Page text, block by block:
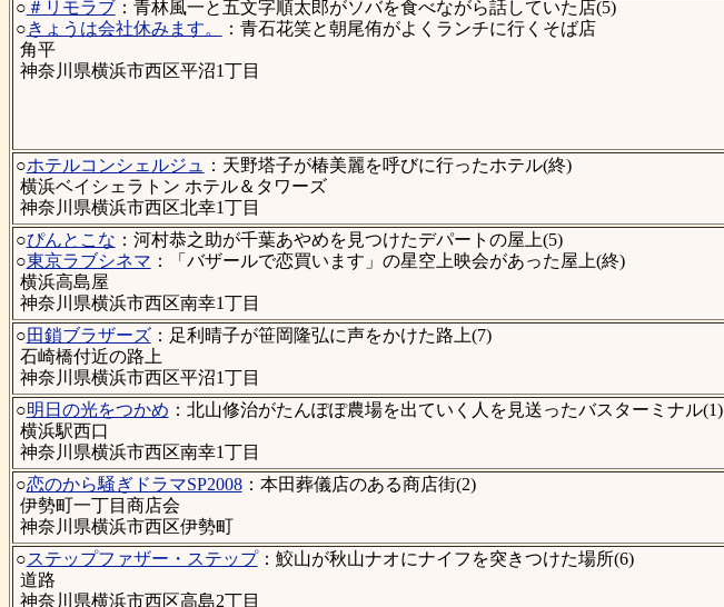
○ ＃リモラブ：青林風一と五文字順太郎がソバを食べながら話していた店(5)
○きょうは会社休みます。
：青石花笑と朝尾侑がよくランチに行くそば店
角平
神奈川県横浜市西区平沼1丁目
○ホテルコンシェルジュ
：天野塔子が椿美麗を呼びに行ったホテル(終)
横浜ベイシェラトン ホテル＆タワーズ
神奈川県横浜市西区北幸1丁目
○ぴんとこな ：河村恭之助が千葉あやめを見つけたデパートの屋上(5)
○東京ラブシネマ ：「バザールで恋買います」の星空上映会があった屋上(終)
横浜高島屋
神奈川県横浜市西区南幸1丁目
○田鎖ブラザーズ：足利晴子が笹岡隆弘に声をかけた路上(7)
石崎橋付近の路上
神奈川県横浜市西区平沼1丁目
○明日の光をつかめ ：北山修治がたんぽぽ農場を出ていく人を見送ったバスターミナル(1)
横浜駅西口
神奈川県横浜市西区南幸1丁目
○恋のから騒ぎドラマSP2008：本田葬儀店のある商店街(2)
伊勢町一丁目商店会
神奈川県横浜市西区伊勢町
○ステップファザー・ステップ：鮫山が秋山ナオにナイフを突きつけた場所(6)
道路
神奈川県横浜市西区高島2丁目